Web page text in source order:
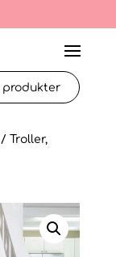
Troller,